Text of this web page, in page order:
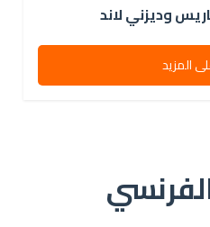
وديزني لاند
المزيد